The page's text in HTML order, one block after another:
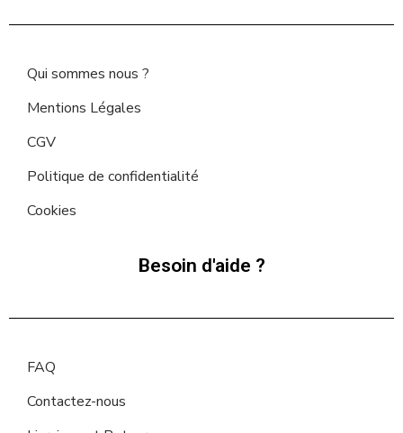
Qui sommes nous ?
Mentions Légales
CGV
Politique de confidentialité
Cookies
Besoin d'aide ?
FAQ
Contactez-nous